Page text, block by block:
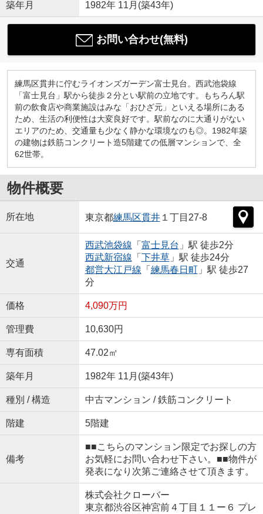
築年月 1982年 11月(築43年)
お問い合わせ(無料)
練馬区貫井に佇むライオンズガーデン富士見台。西武池袋線
「富士見台」駅から徒歩２分とい駅前の立地です。もちろん駅
前の飲食店や商業施設はみな「おひざ元」といえる場所にある
ため、生活の利便性は大変良好です。駅前なのに大通りがない
エリアのため、交通量も少なく静かな環境なのも◎。1982年築
の建物は鉄筋コンクリート造5階建ての低層マンションで、全
62世帯。
物件概要
所在地 東京都練馬区貫井１丁目27-8
交通
西武池袋線 「 富士見台 」駅 徒歩2分
西武新宿線 「 下井草」駅 徒歩24分
都営大江戸線 「 練馬春日町」駅 徒歩27
分
価格 4,090万円
管理費 10,630円
専有面積 47.02㎡
築年月 1982年 11月(築43年)
種別 / 構造 中古マンション / 鉄筋コンクリート
階建 5階建
備考
■■こちらのマンション限定でお探しの方
お気軽にお問い合わせ下さい。■■物件が
発表になり次第ご連絡させて頂きます。
株式会社クローバー
東京都渋谷区神宮前４丁目１１ー６ プレ